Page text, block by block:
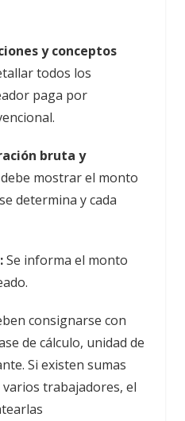
y conceptos
todos los
paga por
bruta y
mostrar el monto
determina y cada
Se informa el monto
consignarse con
de cálculo, unidad de
Si existen sumas
trabajadores, el